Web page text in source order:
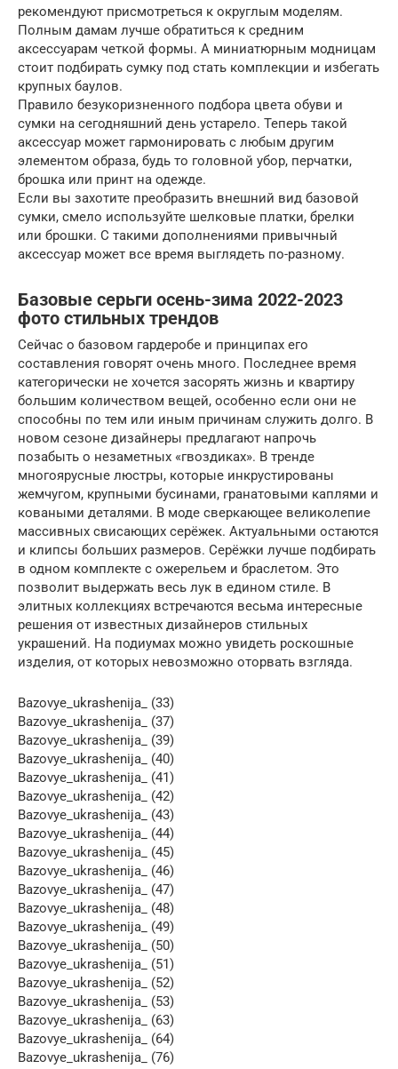
рекомендуют присмотреться к округлым моделям.
Полным дамам лучше обратиться к средним
аксессуарам четкой формы. А миниатюрным модницам
стоит подбирать сумку под стать комплекции и избегать
крупных баулов.
Правило безукоризненного подбора цвета обуви и
сумки на сегодняшний день устарело. Теперь такой
аксессуар может гармонировать с любым другим
элементом образа, будь то головной убор, перчатки,
брошка или принт на одежде.
Если вы захотите преобразить внешний вид базовой
сумки, смело используйте шелковые платки, брелки
или брошки. С такими дополнениями привычный
аксессуар может все время выглядеть по-разному.
Базовые серьги осень-зима 2022-2023
фото стильных трендов
Сейчас о базовом гардеробе и принципах его
составления говорят очень много. Последнее время
категорически не хочется засорять жизнь и квартиру
большим количеством вещей, особенно если они не
способны по тем или иным причинам служить долго. В
новом сезоне дизайнеры предлагают напрочь
позабыть о незаметных «гвоздиках». В тренде
многоярусные люстры, которые инкрустированы
жемчугом, крупными бусинами, гранатовыми каплями и
коваными деталями. В моде сверкающее великолепие
массивных свисающих серёжек. Актуальными остаются
и клипсы больших размеров. Серёжки лучше подбирать
в одном комплекте с ожерельем и браслетом. Это
позволит выдержать весь лук в едином стиле. В
элитных коллекциях встречаются весьма интересные
решения от известных дизайнеров стильных
украшений. На подиумах можно увидеть роскошные
изделия, от которых невозможно оторвать взгляда.
Bazovye_ukrashenija_ (33)
Bazovye_ukrashenija_ (37)
Bazovye_ukrashenija_ (39)
Bazovye_ukrashenija_ (40)
Bazovye_ukrashenija_ (41)
Bazovye_ukrashenija_ (42)
Bazovye_ukrashenija_ (43)
Bazovye_ukrashenija_ (44)
Bazovye_ukrashenija_ (45)
Bazovye_ukrashenija_ (46)
Bazovye_ukrashenija_ (47)
Bazovye_ukrashenija_ (48)
Bazovye_ukrashenija_ (49)
Bazovye_ukrashenija_ (50)
Bazovye_ukrashenija_ (51)
Bazovye_ukrashenija_ (52)
Bazovye_ukrashenija_ (53)
Bazovye_ukrashenija_ (63)
Bazovye_ukrashenija_ (64)
Bazovye_ukrashenija_ (76)